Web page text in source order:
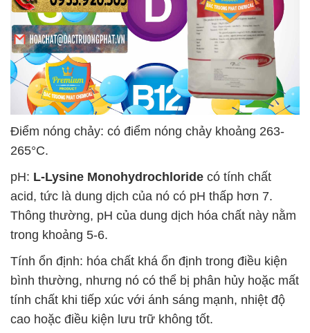
Điểm nóng chảy: có điểm nóng chảy khoảng 263-
265°C.
pH: L-Lysine Monohydrochloride có tính chất
acid, tức là dung dịch của nó có pH thấp hơn 7.
Thông thường, pH của dung dịch hóa chất này nằm
trong khoảng 5-6.
Tính ổn định: hóa chất khá ổn định trong điều kiện
bình thường, nhưng nó có thể bị phân hủy hoặc mất
tính chất khi tiếp xúc với ánh sáng mạnh, nhiệt độ
cao hoặc điều kiện lưu trữ không tốt.